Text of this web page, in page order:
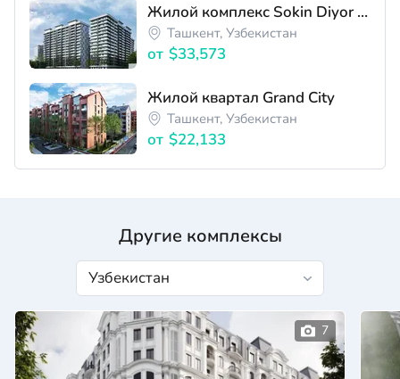
Жилой комплекс Sokin Diyor продажа квартир Бизнес-класса Яшнабад 1-4 комн. квартиры
Ташкент, Узбекистан
от $33,573
Жилой квартал Grand City
Ташкент, Узбекистан
от $22,133
Другие комплексы